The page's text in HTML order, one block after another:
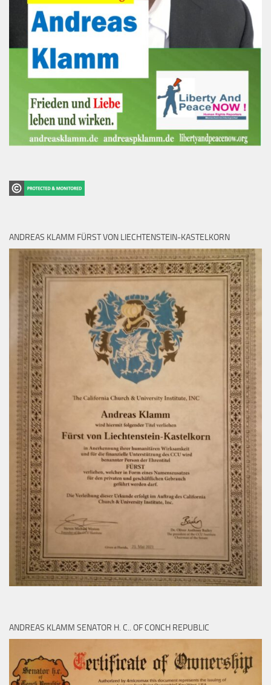
ANDREAS KLAMM FÜRST VON LIECHTENSTEIN-KASTELKORN
ANDREAS KLAMM SENATOR H. C.. OF CONCH REPUBLIC